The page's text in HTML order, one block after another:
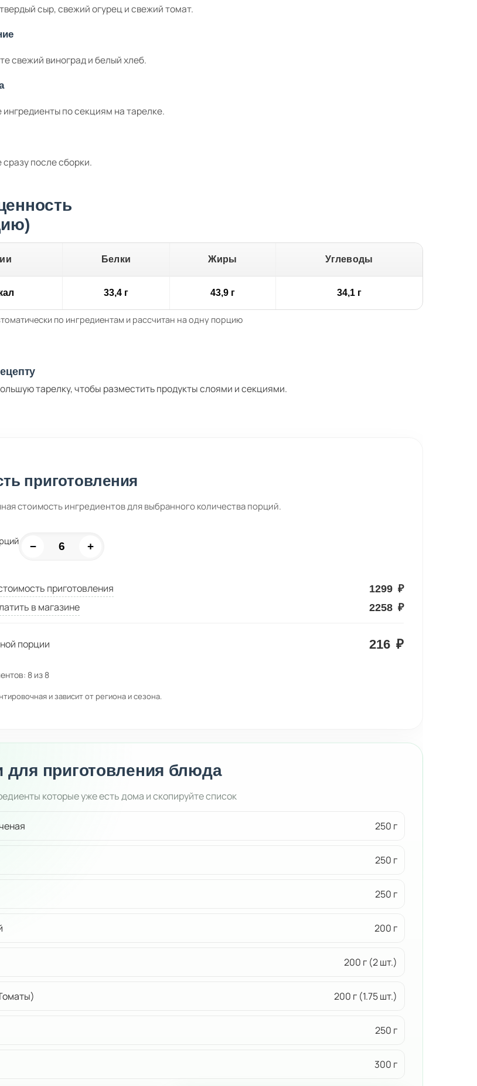
сыр, свежий огурец и свежий томат.
свежий виноград и белый хлеб.
ингредиенты по секциям на тарелке.
после сборки.
Белки Жиры Углеводы
33,4 г 43,9 г 34,1 г
по ингредиентам и рассчитан на одну порцию
тарелку, чтобы разместить продукты слоями и секциями.
приготовления
стоимость ингредиентов для выбранного количества порций.
− +
приготовления 1299 ₽
в магазине 2258 ₽
порции 216 ₽
8 из 8
и зависит от региона и сезона.
для приготовления блюда
которые уже есть дома и скопируйте список
250 г
250 г
250 г
200 г
200 г (2 шт.)
200 г (1.75 шт.)
250 г
300 г